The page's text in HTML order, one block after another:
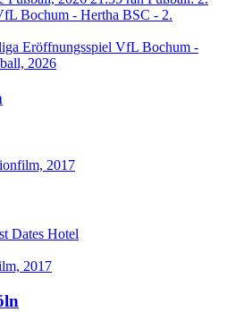
Bochum - Hertha BSC - 2.
Eröffnungsspiel VfL Bochum -
2026
2017
Dates Hotel
2017